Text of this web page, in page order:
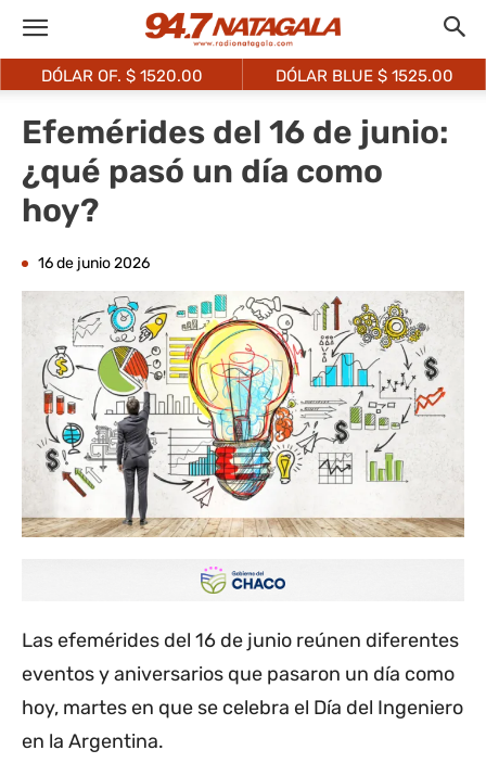
DÓLAR OF. $ 1520.00 DÓLAR BLUE $ 1525.00
Efemérides del 16 de junio:
¿qué pasó un día como
hoy?
16 de junio 2026
Las efemérides del 16 de junio reúnen diferentes
eventos y aniversarios que pasaron un día como
hoy, martes en que se celebra el Día del Ingeniero
en la Argentina.